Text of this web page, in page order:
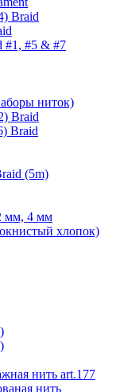
Braid
#1, #5 & #7
ниток)
Braid
Braid
(5m)
мм, 4 мм
хлопок)
нить art.177
нить